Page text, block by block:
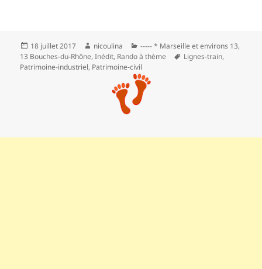
Publié
le
18 juillet 2017 Auteur
nicoulina Catégories
----- * Marseille et environs 13,
13 Bouches-du-Rhône,Inédit, Rando à thème Mots-
clés
Lignes-train,
Patrimoine-industriel, Patrimoine‑civil